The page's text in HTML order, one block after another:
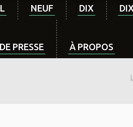
NEUF DIX
PRESSE À PROPOS